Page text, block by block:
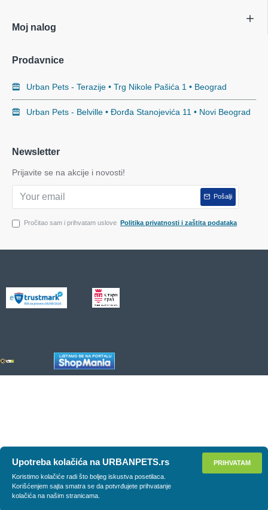
Moj nalog
Prodavnice
Urban Pets - Terazije • Trg Nikole Pašića 1 • Beograd
Urban Pets - Belville • Đorđa Stanojevića 11 • Novi Beograd
Newsletter
Prijavite se na akcije i novosti!
Pošalji
Pročitao sam i prihvatam uslove Politika privatnosti i zaštita podataka
PRIHVATAM
Upotreba kolačića na URBANPETS.rs
Koristimo kolačiće radi što boljeg iskustva posetilaca.
Korišćenjem sajta smatra se da potvrđujete prihvatanje
kolačića na našim stranicama.